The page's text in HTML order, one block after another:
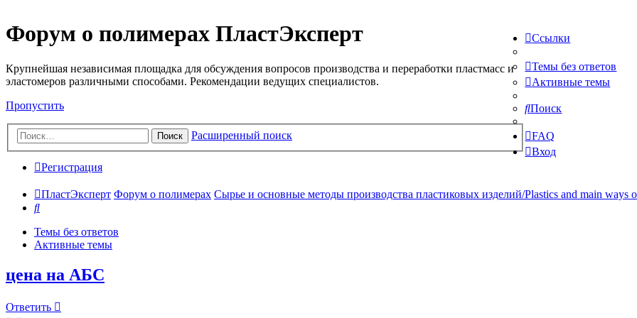
Форум о полимерах ПластЭксперт
Крупнейшая независимая площадка для обсуждения вопросов производства и переработки пластмасс и
эластомеров различными способами. Рекомендации ведущих специалистов.
Пропустить
Поиск Расширенный поиск
Ссылки
Темы без ответов
Активные темы
Поиск
FAQ
Вход
Регистрация
ПластЭксперт Форум о полимерах Сырье и основные методы производства пластиковых изделий/Plastics and main ways
Поиск
Темы без ответов
Активные темы
цена на АБС
Ответить